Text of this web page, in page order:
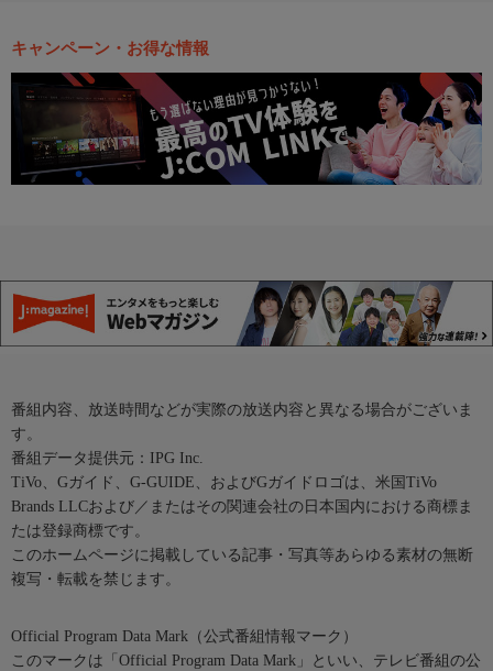
キャンペーン・お得な情報
番組内容、放送時間などが実際の放送内容と異なる場合がございま
す。
番組データ提供元：IPG Inc.
TiVo、Gガイド、G-GUIDE、およびGガイドロゴは、米国TiVo
Brands LLCおよび／またはその関連会社の日本国内における商標ま
たは登録商標です。
このホームページに掲載している記事・写真等あらゆる素材の無断
複写・転載を禁じます。
Official Program Data Mark（公式番組情報マーク）
このマークは「Official Program Data Mark」といい、テレビ番組の公